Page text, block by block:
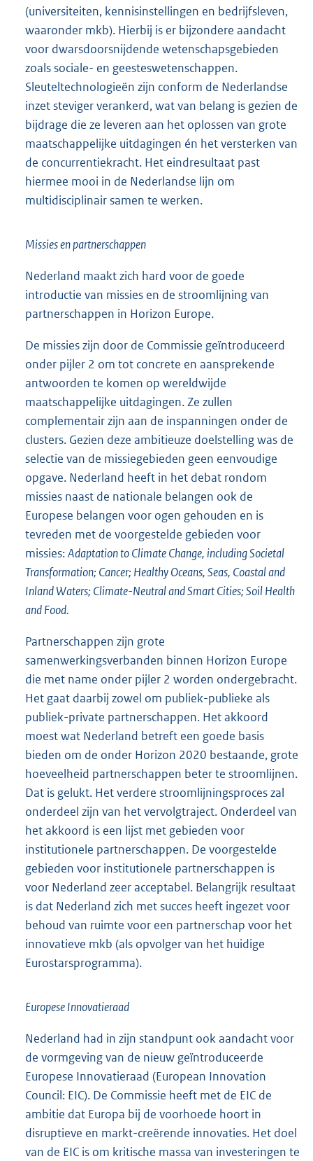
(universiteiten, kennisinstellingen en bedrijfsleven,
waaronder mkb). Hierbij is er bijzondere aandacht
voor dwarsdoorsnijdende wetenschapsgebieden
zoals sociale- en geesteswetenschappen.
Sleuteltechnologieën zijn conform de Nederlandse
inzet steviger verankerd, wat van belang is gezien de
bijdrage die ze leveren aan het oplossen van grote
maatschappelijke uitdagingen én het versterken van
de concurrentiekracht. Het eindresultaat past
hiermee mooi in de Nederlandse lijn om
multidisciplinair samen te werken.
Missies en partnerschappen
Nederland maakt zich hard voor de goede
introductie van missies en de stroomlijning van
partnerschappen in Horizon Europe.
De missies zijn door de Commissie geïntroduceerd
onder pijler 2 om tot concrete en aansprekende
antwoorden te komen op wereldwijde
maatschappelijke uitdagingen. Ze zullen
complementair zijn aan de inspanningen onder de
clusters. Gezien deze ambitieuze doelstelling was de
selectie van de missiegebieden geen eenvoudige
opgave. Nederland heeft in het debat rondom
missies naast de nationale belangen ook de
Europese belangen voor ogen gehouden en is
tevreden met de voorgestelde gebieden voor
missies:Adaptation to Climate Change, including Societal
Transformation; Cancer; Healthy Oceans, Seas, Coastal and
Inland Waters; Climate-Neutral and Smart Cities; Soil Health
and Food.
Partnerschappen zijn grote
samenwerkingsverbanden binnen Horizon Europe
die met name onder pijler 2 worden ondergebracht.
Het gaat daarbij zowel om publiek-publieke als
publiek-private partnerschappen. Het akkoord
moest wat Nederland betreft een goede basis
bieden om de onder Horizon 2020 bestaande, grote
hoeveelheid partnerschappen beter te stroomlijnen.
Dat is gelukt. Het verdere stroomlijningsproces zal
onderdeel zijn van het vervolgtraject. Onderdeel van
het akkoord is een lijst met gebieden voor
institutionele partnerschappen. De voorgestelde
gebieden voor institutionele partnerschappen is
voor Nederland zeer acceptabel. Belangrijk resultaat
is dat Nederland zich met succes heeft ingezet voor
behoud van ruimte voor een partnerschap voor het
innovatieve mkb (als opvolger van het huidige
Eurostarsprogramma).
Europese Innovatieraad
Nederland had in zijn standpunt ook aandacht voor
de vormgeving van de nieuw geïntroduceerde
Europese Innovatieraad (European Innovation
Council: EIC). De Commissie heeft met de EIC de
ambitie dat Europa bij de voorhoede hoort in
disruptieve en markt-creërende innovaties. Het doel
van de EIC is om kritische massa van investeringen te